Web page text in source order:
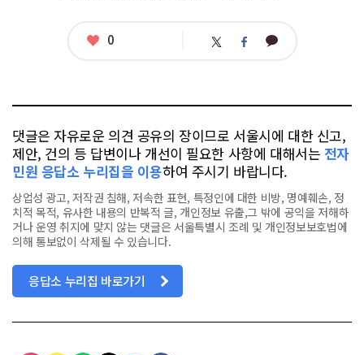
좋
0 트 페 카
댓글은 자유로운 의견 공유의 장이므로 서울시에 대한 신고,
제안, 건의 등 답변이나 개선이 필요한 사항에 대해서는 전자
민원 응답소 누리집을 이용하여 주시기 바랍니다.
상업성 광고, 저작권 침해, 저속한 표현, 특정인에 대한 비방, 명예훼손, 정
치적 목적, 유사한 내용의 반복적 글, 개인정보 유출,그 밖에 공익을 저해하
거나 운영 취지에 맞지 않는 댓글은 서울특별시 조례 및 개인정보보호법에
의해 통보없이 삭제될 수 있습니다.
응답소 누리집 바로가기